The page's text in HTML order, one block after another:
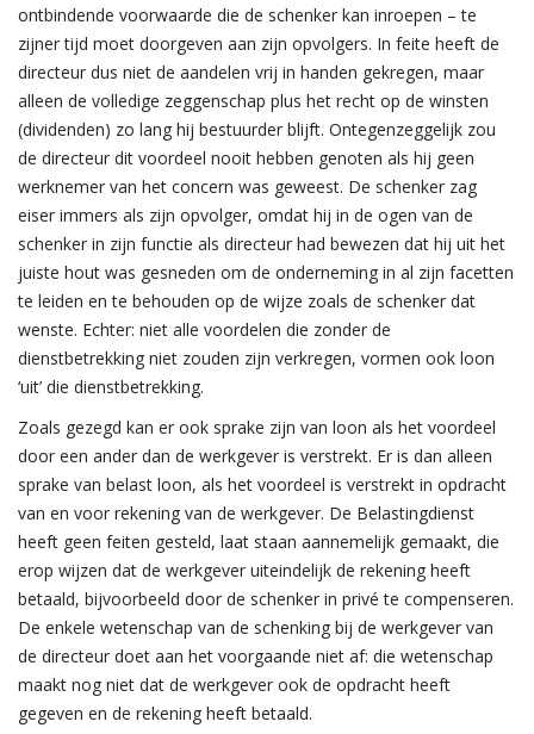
ontbindende voorwaarde die de schenker kan inroepen – te
zijner tijd moet doorgeven aan zijn opvolgers. In feite heeft de
directeur dus niet de aandelen vrij in handen gekregen, maar
alleen de volledige zeggenschap plus het recht op de winsten
(dividenden) zo lang hij bestuurder blijft. Ontegenzeggelijk zou
de directeur dit voordeel nooit hebben genoten als hij geen
werknemer van het concern was geweest. De schenker zag
eiser immers als zijn opvolger, omdat hij in de ogen van de
schenker in zijn functie als directeur had bewezen dat hij uit het
juiste hout was gesneden om de onderneming in al zijn facetten
te leiden en te behouden op de wijze zoals de schenker dat
wenste. Echter: niet alle voordelen die zonder de
dienstbetrekking niet zouden zijn verkregen, vormen ook loon
‘uit’ die dienstbetrekking.
Zoals gezegd kan er ook sprake zijn van loon als het voordeel
door een ander dan de werkgever is verstrekt. Er is dan alleen
sprake van belast loon, als het voordeel is verstrekt in opdracht
van en voor rekening van de werkgever. De Belastingdienst
heeft geen feiten gesteld, laat staan aannemelijk gemaakt, die
erop wijzen dat de werkgever uiteindelijk de rekening heeft
betaald, bijvoorbeeld door de schenker in privé te compenseren.
De enkele wetenschap van de schenking bij de werkgever van
de directeur doet aan het voorgaande niet af: die wetenschap
maakt nog niet dat de werkgever ook de opdracht heeft
gegeven en de rekening heeft betaald.